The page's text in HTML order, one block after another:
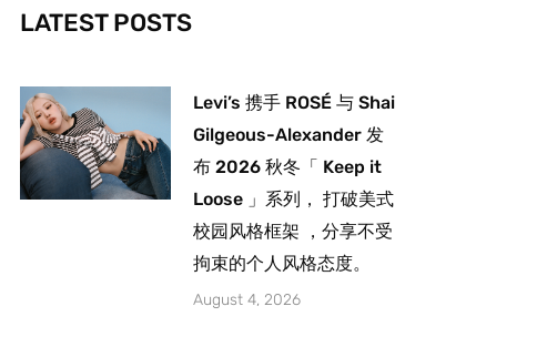
-
f
m
LATEST POSTS
Levi’s 携手 ROSÉ 与 Shai
Gilgeous-Alexander 发
布 2026 秋冬「 Keep it
Loose 」系列， 打破美式
校园风格框架 ，分享不受
拘束的个人风格态度。
August 4, 2026